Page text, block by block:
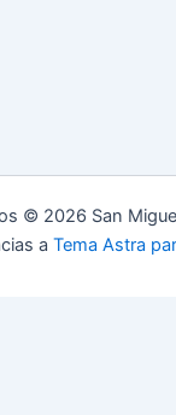
© 2026 San
a Tema Astra